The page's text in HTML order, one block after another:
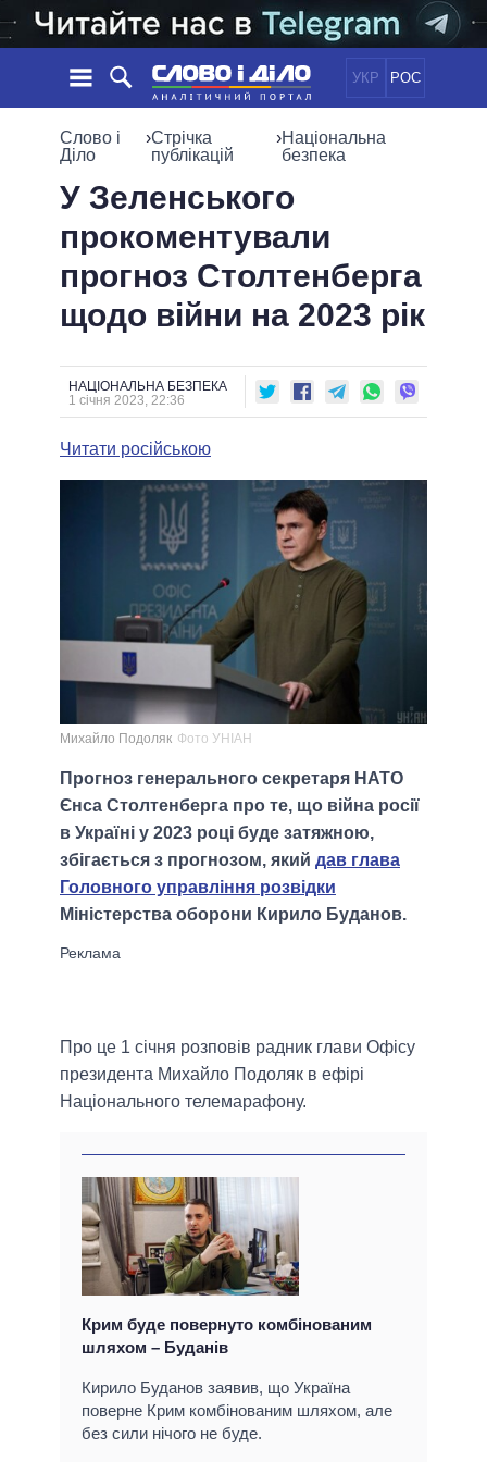
УКР РОС
НОВИНИ
СТРІЧКА
СТАТТІ
ДУМКИ
ОГЛЯДИ
СУСПІЛЬСТВО
СВІТ
ПОЛIТИКИ
УСІ ПОЛІТИКИ
ПРЕЗИДЕНТ І ОФІС
КАБІНЕТ МІНІСТРІВ
ГОЛОВИ ОБЛАДМІНІСТРАЦІЙ
МЕРИ МІСТ
ІНФОГРАФІКА
ВІДЕО
ПІДТРИМАТИ
ПОРІВНЯННЯ ПОЛІТИКІВ
Слово і
Діло
›Стрічка
публікацій
›Національна
безпека
У Зеленського
прокоментували
прогноз Столтенберга
щодо війни на 2023 рік
НАЦІОНАЛЬНА БЕЗПЕКА
1 січня 2023, 22:36
Читати російською
Михайло Подоляк Фото УНІАН
Прогноз генерального секретаря НАТО
Єнса Столтенберга про те, що війна росії
в Україні у 2023 році буде затяжною,
збігається з прогнозом, який дав глава
Головного управління розвідки
Міністерства оборони Кирило Буданов.
Про це 1 січня розповів радник глави Офісу
президента Михайло Подоляк в ефірі
Національного телемарафону.
Крим буде повернуто комбінованим
шляхом – Буданів
Кирило Буданов заявив, що Україна
поверне Крим комбінованим шляхом, але
без сили нічого не буде.